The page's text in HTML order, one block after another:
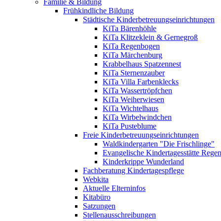
Familie & Bildung
Frühkindliche Bildung
Städtische Kinderbetreuungseinrichtungen
KiTa Bärenhöhle
KiTa Klitzeklein & Gernegroß
KiTa Regenbogen
KiTa Märchenburg
Krabbelhaus Spatzennest
KiTa Sternenzauber
KiTa Villa Farbenklecks
KiTa Wassertröpfchen
KiTa Weiherwiesen
KiTa Wichtelhaus
KiTa Wirbelwindchen
KiTa Pusteblume
Freie Kinderbetreuungseinrichtungen
Waldkindergarten "Die Frischlinge"
Evangelische Kindertagesstätte
Kinderkrippe Wunderland
Fachberatung Kindertagespflege
Webkita
Aktuelle Elterninfos
Kitabüro
Satzungen
Stellenausschreibungen